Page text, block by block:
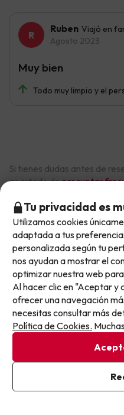
Ruben Viajó en
Agosto 2023
Todo muy limpio y el
Muy bien
Si tienes dudas antes de
apartado depreguntas
No llegas tarde:
Este chollo ya ha
nuevas oportunidades
menos.
Apúntate y que el
Pon tu mejor e-mail
Ya
Al suscribirte, confirmas haber
Otras iniciativas de éxito
son Esquiades.com (la
España) y Amimir.com,
de 1.000.000 de
reservar y
Tu privacidad es
Utilizamos cookies
adaptada a tus
personalizada según tu
nos ayudan a mostrar el
optimizar nuestra web
Al hacer clic en "Aceptar y
ofrecer una navegación
necesitas consultar más
Política de Cookies.